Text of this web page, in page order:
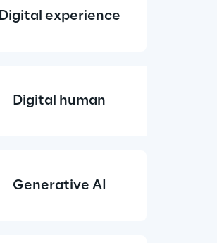
Digital experience
Digital human
Generative AI